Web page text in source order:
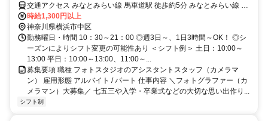
交通アクセス みなとみらい線 馬車道駅 徒歩約5分 みなとみらい線 み
なとみらい駅 徒歩約5分 JR京浜東北線／根岸線 桜木町駅 徒歩約10分
JR京浜東北線／根岸線／東急東横線 横浜駅 バス約10分＋徒歩すぐ
時給1,300円以上
神奈川県横浜市中区
勤務曜日・時間 10：30～21：00 ◎週3日～、1日3時間～OK！ ◎シ
ーズンによりシフト変更の可能性あり ＜シフト例＞ 土日：10:00～
13:00 平日：10:00～13:00、11:00～...
募集要項 職種 フォトスタジオのアシスタントスタッフ（カメラマ
ン） 雇用形態 アルバイト / パート 仕事内容 ＼フォトグラファー（カ
メラマン）大募集／ 七五三や入学・卒業式などの大切な思い出作り...
シフト制